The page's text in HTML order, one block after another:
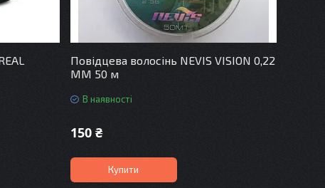
Повідцева волосінь NEVIS VISION 0,22
MM 50 м
В наявності
150 ₴
Купити